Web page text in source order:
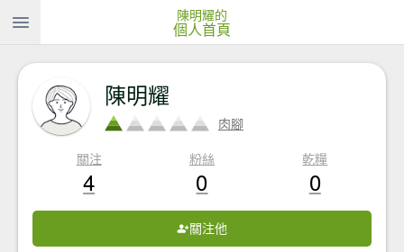
陳明耀的
個人首頁
陳明耀
肉腳
關注
4
粉絲
0
乾糧
0
關注他